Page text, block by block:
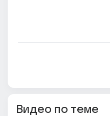
Видео по теме